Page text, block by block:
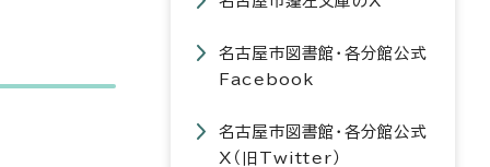
名古屋市図書館・各分館公式
Facebook
名古屋市図書館・各分館公式
X（旧Twitter）